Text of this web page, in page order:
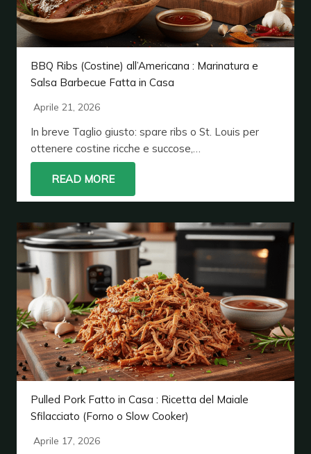
BBQ Ribs (Costine) all’Americana : Marinatura e
Salsa Barbecue Fatta in Casa
Aprile 21, 2026
In breve Taglio giusto: spare ribs o St. Louis per
ottenere costine ricche e succose,…
READ MORE
Pulled Pork Fatto in Casa : Ricetta del Maiale
Sfilacciato (Forno o Slow Cooker)
Aprile 17, 2026